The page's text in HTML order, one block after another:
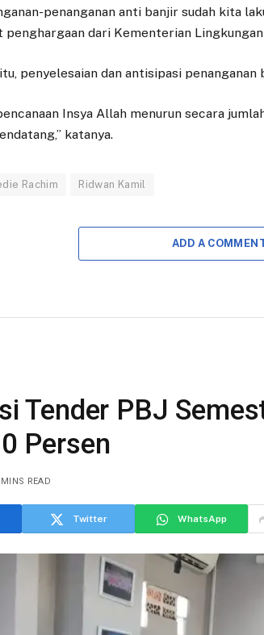
penanganan anti banjir sudah kita
penghargaan dari Kementerian Lingkungan
penyelesaian dan antisipasi
Insya Allah menurun secara
katanya.
Rachim Ridwan Kamil
ADD A
Tender PBJ
Persen
READ
Twitter WhatsApp